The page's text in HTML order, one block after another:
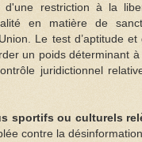
d'une restriction à la
en matière de
Le test d’aptitude
un poids déterminant à
juridictionnel
sportifs ou culturels
contre la